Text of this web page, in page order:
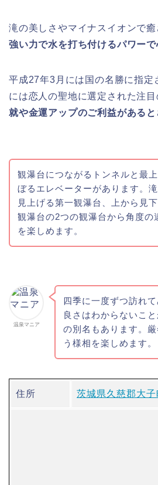
滝の美しさやマイナスイオンで癒
強い力で水を打ち付けるパワーで
平成27年3月には国の名勝に指定
には恋人の聖地に選定された注目
就や金運アップのご利益があると
観瀑台につながるトンネルと最
ぼるエレベーターがあります。
見上げる第一観瀑台、上から見
観瀑台の2つの観瀑台から角度の
を楽しめます。
温泉マニア
四季に一度ずつ訪れ
良さはわからないこ
の別名もあります。
う様相を楽しめます。
住所 茨城県久慈郡大子